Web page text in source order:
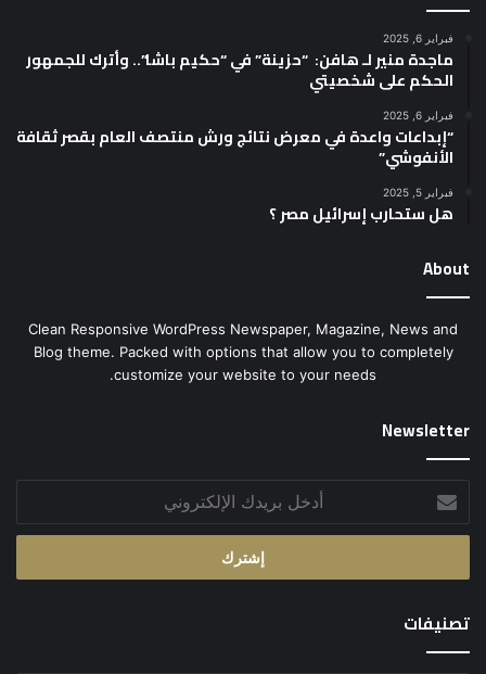
فبراير 6, 2025
ماجدة منير لـ هافن: “حزينة” في “حكيم باشا”.. وأترك للجمهور
الحكم على شخصيتي
فبراير 6, 2025
“إبداعات واعدة في معرض نتائج ورش منتصف العام بقصر ثقافة
الأنفوشي”
فبراير 5, 2025
هل ستحارب إسرائيل مصر ؟
About
Clean Responsive WordPress Newspaper, Magazine, News and
Blog theme. Packed with options that allow you to completely
customize your website to your needs.
Newsletter
بريدك
الإلكتروني
تصنيفات